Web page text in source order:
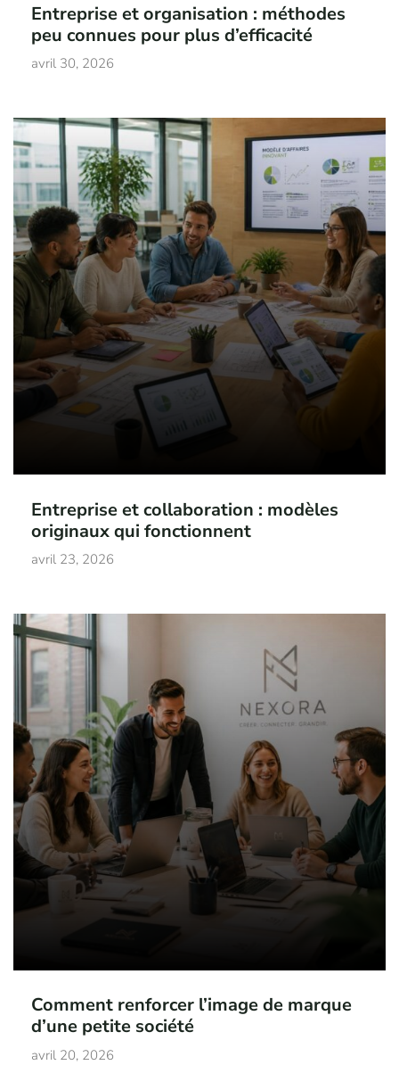
Entreprise et organisation : méthodes
peu connues pour plus d’efficacité
avril 30, 2026
Entreprise et collaboration : modèles
originaux qui fonctionnent
avril 23, 2026
Comment renforcer l’image de marque
d’une petite société
avril 20, 2026